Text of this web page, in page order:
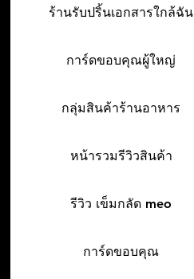
ร้านรับปริ้นเอกสารใกล้ฉัน
การ์ดขอบคุณผู้ใหญ่
กลุ่มสินค้าร้านอาหาร
หน้ารวมรีวิวสินค้า
รีวิว เข็มกลัด meo
การ์ดขอบคุณ